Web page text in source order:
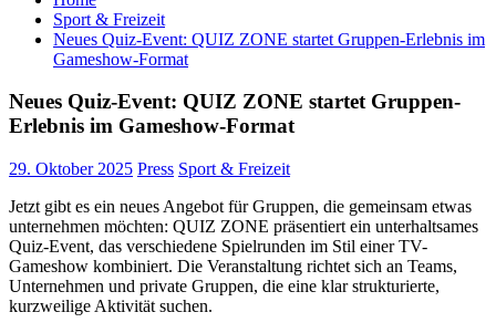
Sport & Freizeit
Neues Quiz-Event: QUIZ ZONE startet Gruppen-Erlebnis im
Gameshow-Format
Neues Quiz-Event: QUIZ ZONE startet Gruppen-
Erlebnis im Gameshow-Format
29. Oktober 2025 Press Sport & Freizeit
Jetzt gibt es ein neues Angebot für Gruppen, die gemeinsam etwas
unternehmen möchten: QUIZ ZONE präsentiert ein unterhaltsames
Quiz-Event, das verschiedene Spielrunden im Stil einer TV-
Gameshow kombiniert. Die Veranstaltung richtet sich an Teams,
Unternehmen und private Gruppen, die eine klar strukturierte,
kurzweilige Aktivität suchen.